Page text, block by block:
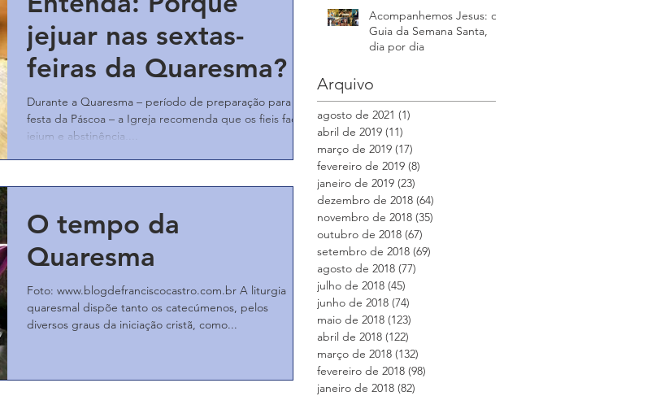
jejuar nas sextas-
feiras da Quaresma?
Durante a Quaresma – período de preparação para a
festa da Páscoa – a Igreja recomenda que os fieis façam
jejum e abstinência,...
O tempo da
Quaresma
Foto: www.blogdefranciscocastro.com.br A liturgia
quaresmal dispõe tanto os catecúmenos, pelos
diversos graus da iniciação cristã, como...
Acompanhemos Jesus: o
Guia da Semana Santa,
dia por dia
Arquivo
agosto de 2021 (1)
abril de 2019 (11)
março de 2019 (17)
fevereiro de 2019 (8)
janeiro de 2019 (23)
dezembro de 2018 (64)
novembro de 2018 (35)
outubro de 2018 (67)
setembro de 2018 (69)
agosto de 2018 (77)
julho de 2018 (45)
junho de 2018 (74)
maio de 2018 (123)
abril de 2018 (122)
março de 2018 (132)
fevereiro de 2018 (98)
janeiro de 2018 (82)